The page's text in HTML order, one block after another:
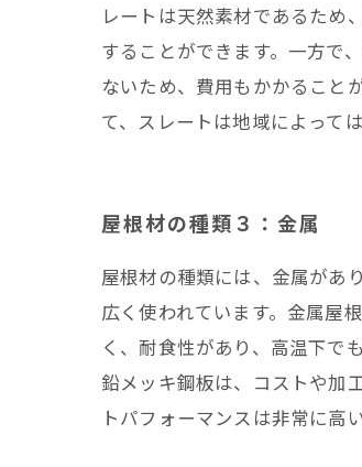
レートは天然素材であるため
することができます。一方で
ないため、費用もかかること
て、スレートは地域によって
屋根材の種類３：金属
屋根材の種類には、金属があ
広く使われています。金属屋
く、耐食性があり、高温下で
鉛メッキ鋼板は、コストや加
トパフォーマンスは非常に高